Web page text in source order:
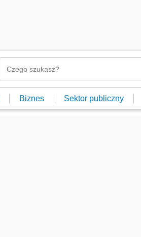
Biznes Sektor publiczny